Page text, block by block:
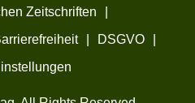
Zeitschriften
DSGVO